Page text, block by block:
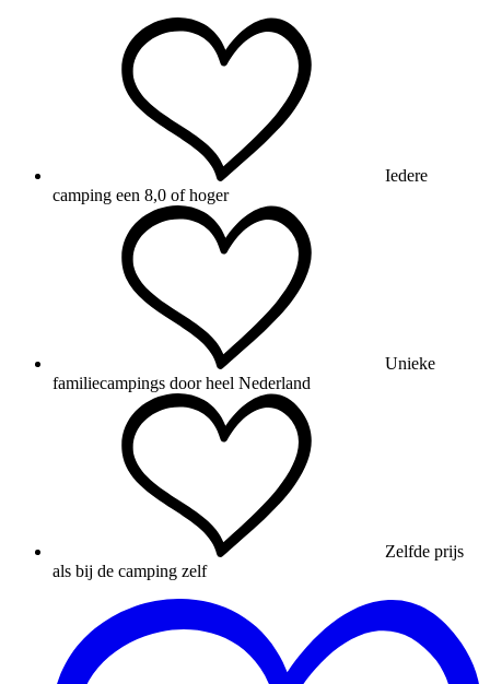
Iedere
camping een 8,0 of hoger
Unieke
familiecampings door heel Nederland
Zelfde prijs
als bij de camping zelf